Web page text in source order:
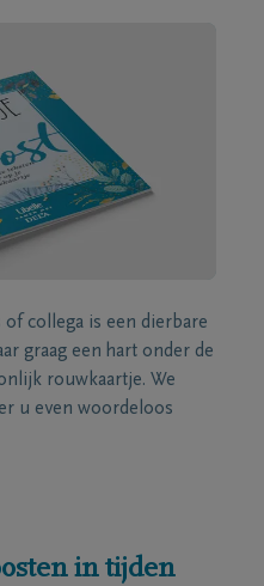
collega is een dierbare
graag een hart onder de
rouwkaartje. We
u even woordeloos
in tijden